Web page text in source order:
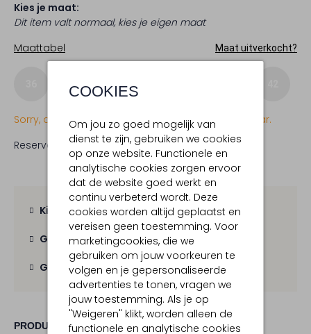
COOKIES
Om jou zo goed mogelijk van
dienst te zijn, gebruiken we cookies
op onze website. Functionele en
analytische cookies zorgen ervoor
dat de website goed werkt en
continu verbeterd wordt. Deze
cookies worden altijd geplaatst en
vereisen geen toestemming. Voor
marketingcookies, die we
gebruiken om jouw voorkeuren te
volgen en je gepersonaliseerde
advertenties te tonen, vragen we
jouw toestemming. Als je op
"Weigeren" klikt, worden alleen de
functionele en analytische cookies
Kies je maat:
Dit item valt normaal, kies je eigen maat
Maattabel
Maat uitverkocht?
37 38
Sorry, dit item is momenteel (nog) niet beschikbaar.
Reserveer direct in een van onze 19 boutiques
Kies zelf je bezorgmoment
Gratis verzendingvanaf € 100,-
Gratis retourbinnen 30 dagen
PRODUCT INFORMATIE